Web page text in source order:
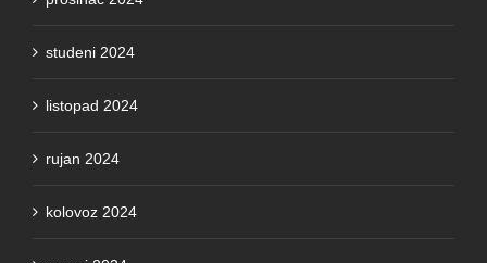
studeni 2024
rujan 2024
kolovoz 2024